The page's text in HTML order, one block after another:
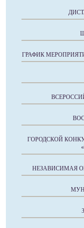
ГРАФИК
ГОРОДСКОЙ
НЕЗАВИСИМАЯ